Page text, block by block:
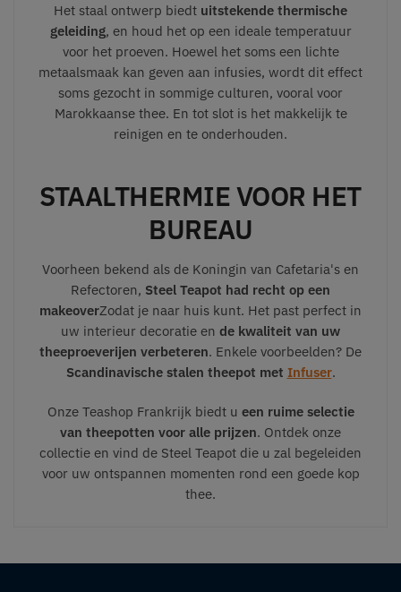
Het staal ontwerp biedt uitstekende thermische
geleiding, en houd het op een ideale temperatuur
voor het proeven. Hoewel het soms een lichte
metaalsmaak kan geven aan infusies, wordt dit effect
soms gezocht in sommige culturen, vooral voor
Marokkaanse thee. En tot slot is het makkelijk te
reinigen en te onderhouden.
STAALTHERMIE VOOR HET
BUREAU
Voorheen bekend als de Koningin van Cafetaria's en
Refectoren, Steel Teapot had recht op een
makeoverZodat je naar huis kunt. Het past perfect in
uw interieur decoratie en de kwaliteit van uw
theeproeverijen verbeteren. Enkele voorbeelden? De
Scandinavische stalen theepot met Infuser.
Onze Teashop Frankrijk biedt u een ruime selectie
van theepotten voor alle prijzen. Ontdek onze
collectie en vind de Steel Teapot die u zal begeleiden
voor uw ontspannen momenten rond een goede kop
thee.